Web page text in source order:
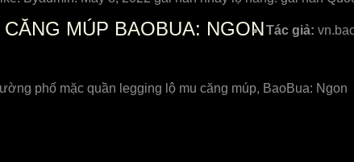
MÚP BAOBUA: NGONTác giả:
phố mặc quần legging lộ mu căng múp, BaoBua: Ngon